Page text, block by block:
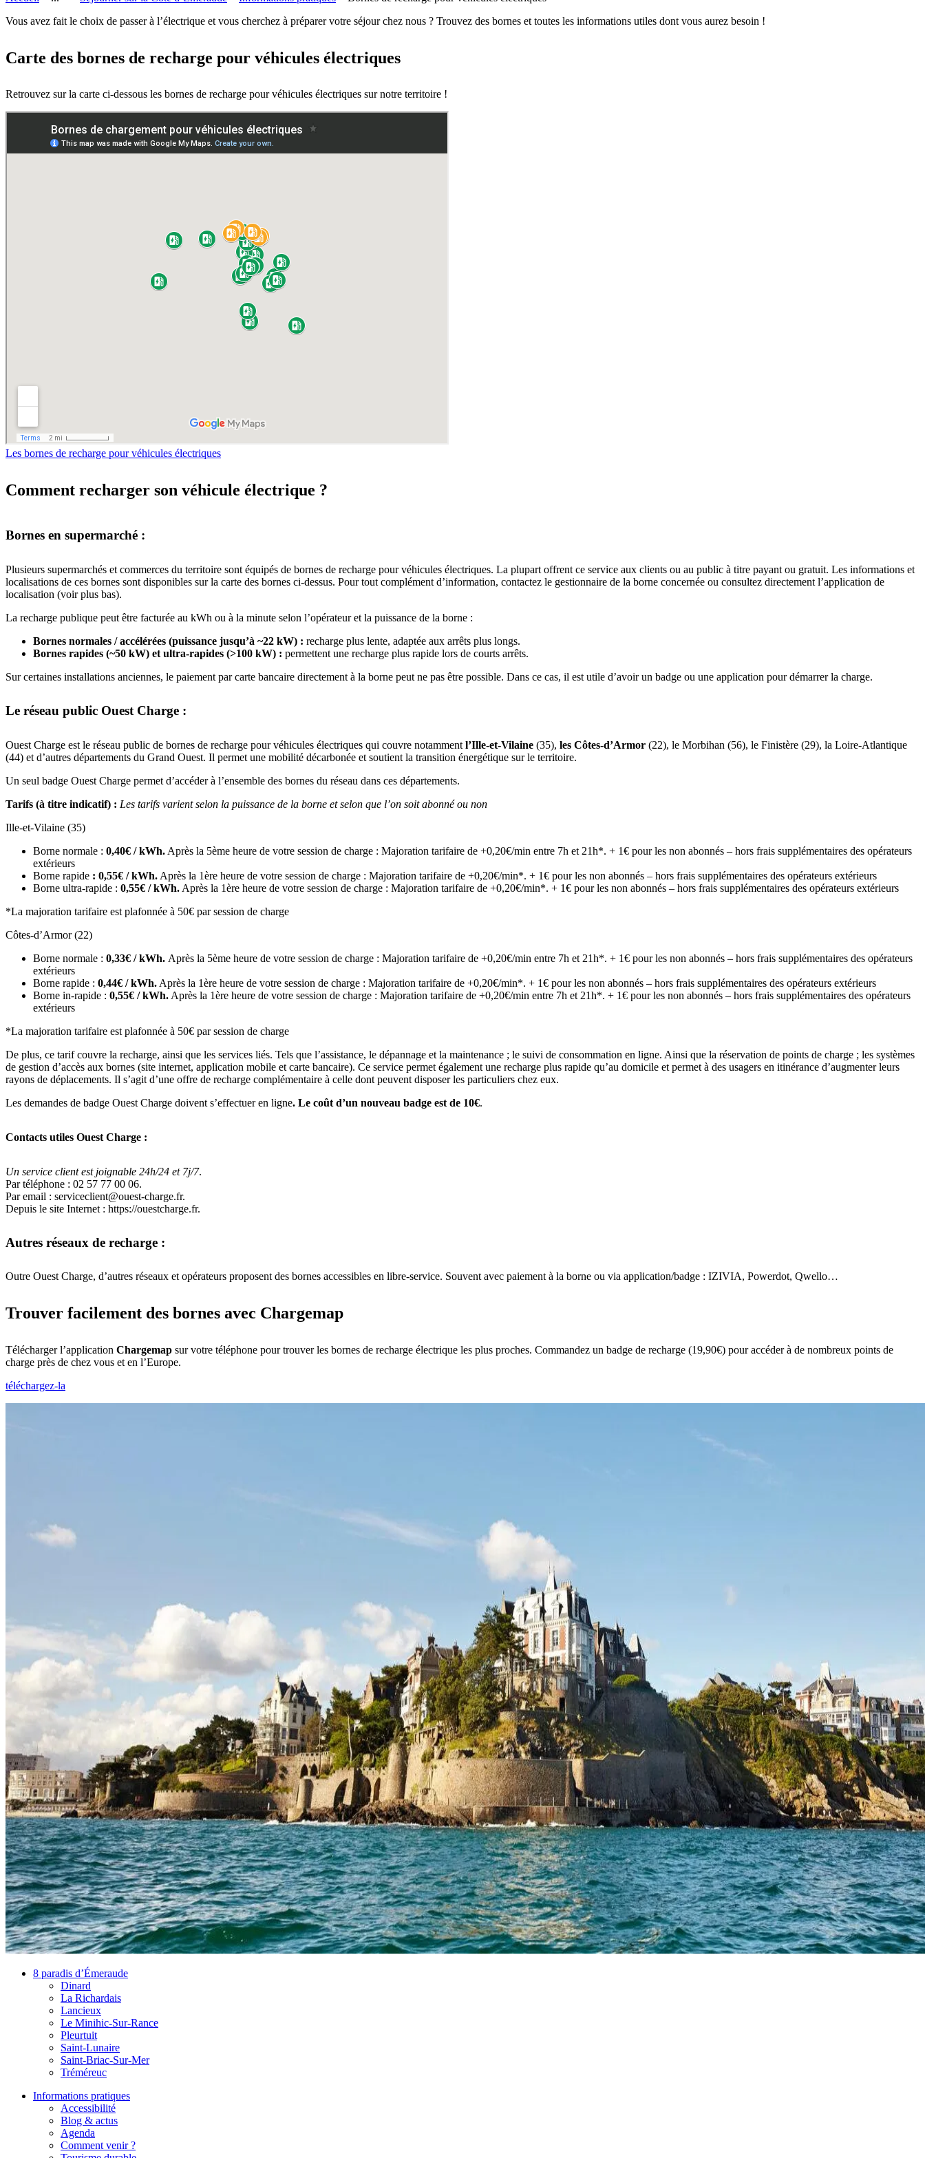
Vous avez fait le choix de passer à l’électrique et vous cherchez à préparer votre séjour chez nous ? Trouvez des bornes et toutes les informations utiles dont vous aurez besoin !
Carte des bornes de recharge pour véhicules électriques
Retrouvez sur la carte ci-dessous les bornes de recharge pour véhicules électriques sur notre territoire !
Les bornes de recharge pour véhicules électriques
Comment recharger son véhicule électrique ?
Bornes en supermarché :
Plusieurs supermarchés et commerces du territoire sont équipés de bornes de recharge pour véhicules électriques. La plupart offrent ce service aux clients ou au public à titre payant ou gratuit. Les informations et
localisations de ces bornes sont disponibles sur la carte des bornes ci-dessus. Pour tout complément d’information, contactez le gestionnaire de la borne concernée ou consultez directement l’application de
localisation (voir plus bas).
La recharge publique peut être facturée au kWh ou à la minute selon l’opérateur et la puissance de la borne :
Bornes normales / accélérées (puissance jusqu’à ~22 kW) : recharge plus lente, adaptée aux arrêts plus longs.
Bornes rapides (~50 kW) et ultra-rapides (>100 kW) : permettent une recharge plus rapide lors de courts arrêts.
Sur certaines installations anciennes, le paiement par carte bancaire directement à la borne peut ne pas être possible. Dans ce cas, il est utile d’avoir un badge ou une application pour démarrer la charge.
Le réseau public Ouest Charge :
Ouest Charge est le réseau public de bornes de recharge pour véhicules électriques qui couvre notamment l’Ille-et-Vilaine (35), les Côtes-d’Armor (22), le Morbihan (56), le Finistère (29), la Loire-Atlantique
(44) et d’autres départements du Grand Ouest. Il permet une mobilité décarbonée et soutient la transition énergétique sur le territoire.
Un seul badge Ouest Charge permet d’accéder à l’ensemble des bornes du réseau dans ces départements.
Tarifs (à titre indicatif) : Les tarifs varient selon la puissance de la borne et selon que l’on soit abonné ou non
Ille-et-Vilaine (35)
Borne normale : 0,40€ / kWh. Après la 5ème heure de votre session de charge : Majoration tarifaire de +0,20€/min entre 7h et 21h*. + 1€ pour les non abonnés – hors frais supplémentaires des opérateurs
extérieurs
Borne rapide : 0,55€ / kWh. Après la 1ère heure de votre session de charge : Majoration tarifaire de +0,20€/min*. + 1€ pour les non abonnés – hors frais supplémentaires des opérateurs extérieurs
Borne ultra-rapide : 0,55€ / kWh. Après la 1ère heure de votre session de charge : Majoration tarifaire de +0,20€/min*. + 1€ pour les non abonnés – hors frais supplémentaires des opérateurs extérieurs
*La majoration tarifaire est plafonnée à 50€ par session de charge
Côtes-d’Armor (22)
Borne normale : 0,33€ / kWh. Après la 5ème heure de votre session de charge : Majoration tarifaire de +0,20€/min entre 7h et 21h*. + 1€ pour les non abonnés – hors frais supplémentaires des opérateurs
extérieurs
Borne rapide : 0,44€ / kWh. Après la 1ère heure de votre session de charge : Majoration tarifaire de +0,20€/min*. + 1€ pour les non abonnés – hors frais supplémentaires des opérateurs extérieurs
Borne in-rapide : 0,55€ / kWh. Après la 1ère heure de votre session de charge : Majoration tarifaire de +0,20€/min entre 7h et 21h*. + 1€ pour les non abonnés – hors frais supplémentaires des opérateurs
extérieurs
*La majoration tarifaire est plafonnée à 50€ par session de charge
De plus, ce tarif couvre la recharge, ainsi que les services liés. Tels que l’assistance, le dépannage et la maintenance ; le suivi de consommation en ligne. Ainsi que la réservation de points de charge ; les systèmes
de gestion d’accès aux bornes (site internet, application mobile et carte bancaire). Ce service permet également une recharge plus rapide qu’au domicile et permet à des usagers en itinérance d’augmenter leurs
rayons de déplacements. Il s’agit d’une offre de recharge complémentaire à celle dont peuvent disposer les particuliers chez eux.
Les demandes de badge Ouest Charge doivent s’effectuer en ligne. Le coût d’un nouveau badge est de 10€.
Contacts utiles Ouest Charge :
Un service client est joignable 24h/24 et 7j/7.
Par téléphone : 02 57 77 00 06.
Par email : serviceclient@ouest-charge.fr.
Depuis le site Internet : https://ouestcharge.fr.
Autres réseaux de recharge :
Outre Ouest Charge, d’autres réseaux et opérateurs proposent des bornes accessibles en libre-service. Souvent avec paiement à la borne ou via application/badge : IZIVIA, Powerdot, Qwello…
Trouver facilement des bornes avec Chargemap
Télécharger l’application Chargemap sur votre téléphone pour trouver les bornes de recharge électrique les plus proches. Commandez un badge de recharge (19,90€) pour accéder à de nombreux points de
charge près de chez vous et en l’Europe.
téléchargez-la
8 paradis d’Émeraude
Dinard
La Richardais
Lancieux
Le Minihic-Sur-Rance
Pleurtuit
Saint-Lunaire
Saint-Briac-Sur-Mer
Tréméreuc
Informations pratiques
Accessibilité
Blog & actus
Agenda
Comment venir ?